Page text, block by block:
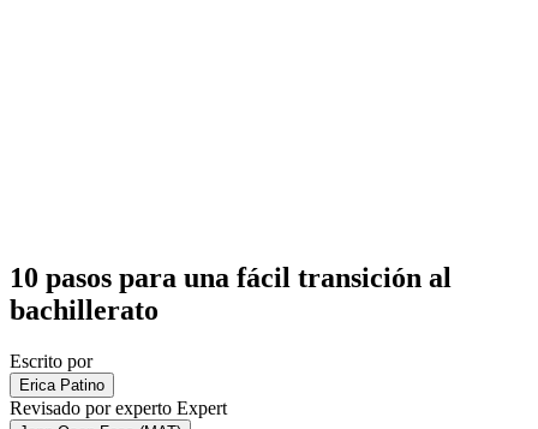
10 pasos para una fácil transición al
bachillerato
Escrito por
Erica Patino
Revisado por experto Expert